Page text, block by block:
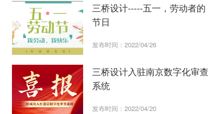
三桥设计-----五一，劳动者的
节日
发布时间：2022/04/26
三桥设计入驻南京数字化审查
系统
发布时间：2022/04/20